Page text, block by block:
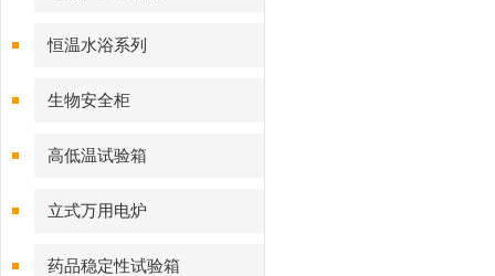
恒温水浴系列
生物安全柜
高低温试验箱
立式万用电炉
药品稳定性试验箱